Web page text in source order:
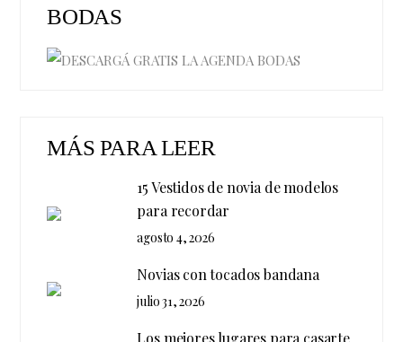
BODAS
MÁS PARA LEER
15 Vestidos de novia de modelos
para recordar
agosto 4, 2026
Novias con tocados bandana
julio 31, 2026
Los mejores lugares para casarte